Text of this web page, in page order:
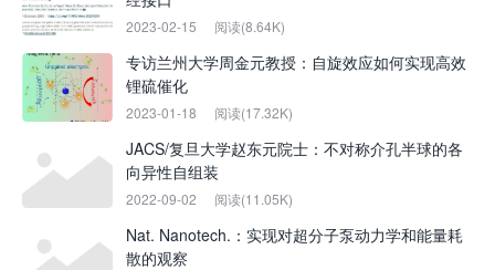
2023-02-15 阅读(8.64K)
专访兰州大学周金元教授：自旋效应如何实现高效
锂硫催化
2023-01-18 阅读(17.32K)
JACS/复旦大学赵东元院士：不对称介孔半球的各
向异性自组装
2022-09-02 阅读(11.05K)
Nat. Nanotech.：实现对超分子泵动力学和能量耗
散的观察